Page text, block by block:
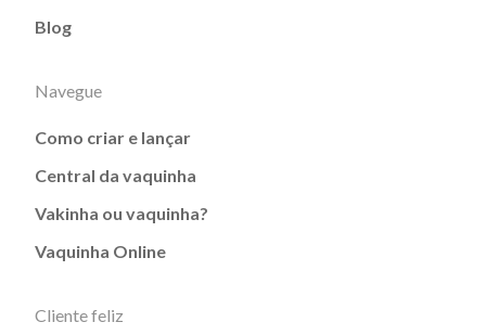
Blog
Navegue
Como criar e lançar
Central da vaquinha
Vakinha ou vaquinha?
Vaquinha Online
Cliente feliz